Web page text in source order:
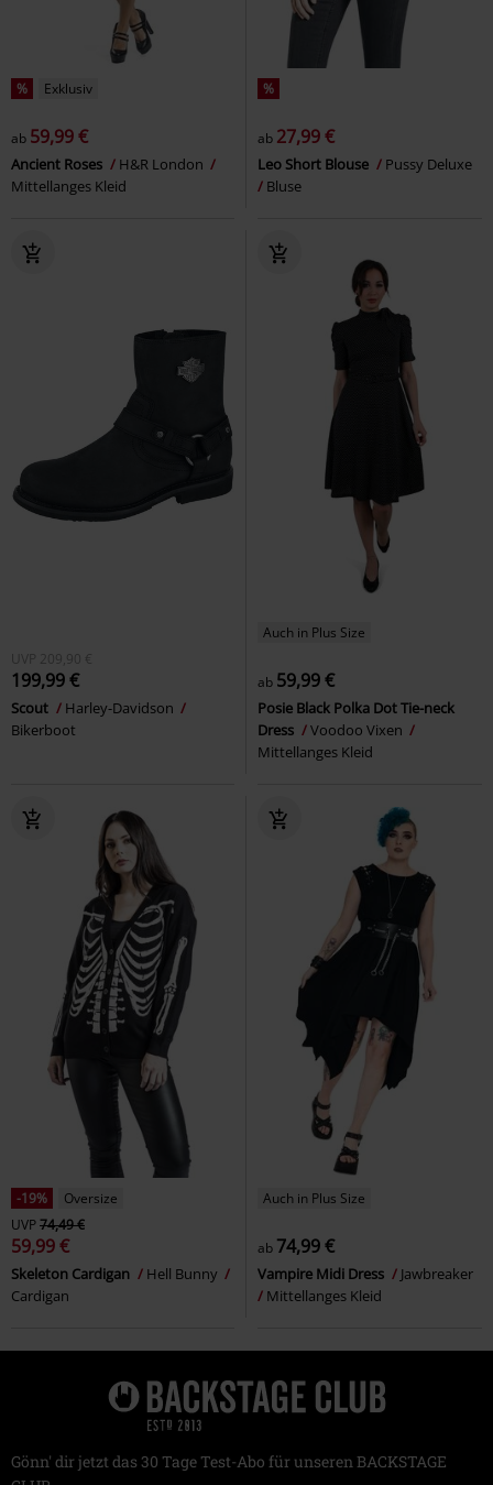
% Exklusiv
ab 59,99 €
Ancient Roses
H&R London
Mittellanges Kleid
%
ab 27,99 €
Leo Short Blouse
Pussy Deluxe
Bluse
UVP 209,90 €
199,99 €
Scout
Harley-Davidson
Bikerboot
Auch in Plus Size
ab 59,99 €
Posie Black Polka Dot Tie-neck
Dress
Voodoo Vixen
Mittellanges Kleid
-19%
Oversize
UVP74,49 €
59,99 €
Skeleton Cardigan
Hell Bunny
Cardigan
Auch in Plus Size
ab 74,99 €
Vampire Midi Dress
Jawbreaker
Mittellanges Kleid
Gönn' dir jetzt das 30 Tage Test-Abo für unseren BACKSTAGE